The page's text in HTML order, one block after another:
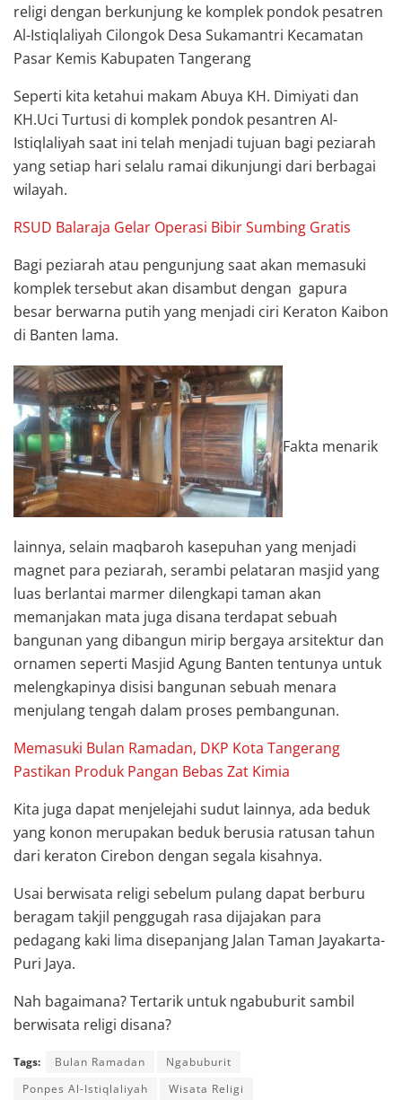
religi dengan berkunjung ke komplek pondok pesatren
Al-Istiqlaliyah Cilongok Desa Sukamantri Kecamatan
Pasar Kemis Kabupaten Tangerang
Seperti kita ketahui makam Abuya KH. Dimiyati dan
KH.Uci Turtusi di komplek pondok pesantren Al-
Istiqlaliyah saat ini telah menjadi tujuan bagi peziarah
yang setiap hari selalu ramai dikunjungi dari berbagai
wilayah.
RSUD Balaraja Gelar Operasi Bibir Sumbing Gratis
Bagi peziarah atau pengunjung saat akan memasuki
komplek tersebut akan disambut dengan gapura
besar berwarna putih yang menjadi ciri Keraton Kaibon
di Banten lama.
Fakta menarik
lainnya, selain maqbaroh kasepuhan yang menjadi
magnet para peziarah, serambi pelataran masjid yang
luas berlantai marmer dilengkapi taman akan
memanjakan mata juga disana terdapat sebuah
bangunan yang dibangun mirip bergaya arsitektur dan
ornamen seperti Masjid Agung Banten tentunya untuk
melengkapinya disisi bangunan sebuah menara
menjulang tengah dalam proses pembangunan.
Memasuki Bulan Ramadan, DKP Kota Tangerang
Pastikan Produk Pangan Bebas Zat Kimia
Kita juga dapat menjelejahi sudut lainnya, ada beduk
yang konon merupakan beduk berusia ratusan tahun
dari keraton Cirebon dengan segala kisahnya.
Usai berwisata religi sebelum pulang dapat berburu
beragam takjil penggugah rasa dijajakan para
pedagang kaki lima disepanjang Jalan Taman Jayakarta-
Puri Jaya.
Nah bagaimana? Tertarik untuk ngabuburit sambil
berwisata religi disana?
Tags: Bulan Ramadan
Ngabuburit
Ponpes Al-Istiqlaliyah
Wisata Religi